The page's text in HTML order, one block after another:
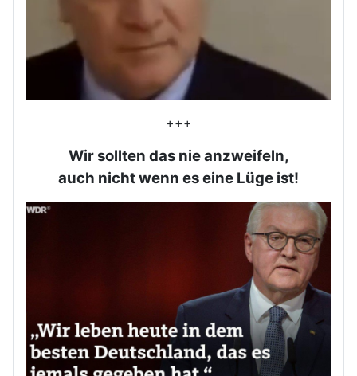
+++
Wir sollten das nie anzweifeln,
auch nicht wenn es eine Lüge ist!